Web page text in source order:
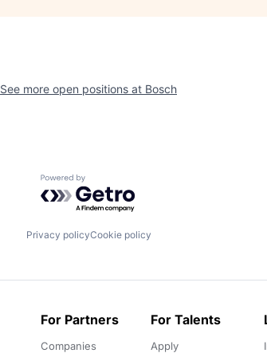
See more open positions at Bosch
Powered by Getro.com
Privacy policyCookie policy
For Partners
Companies
For Talents
Apply